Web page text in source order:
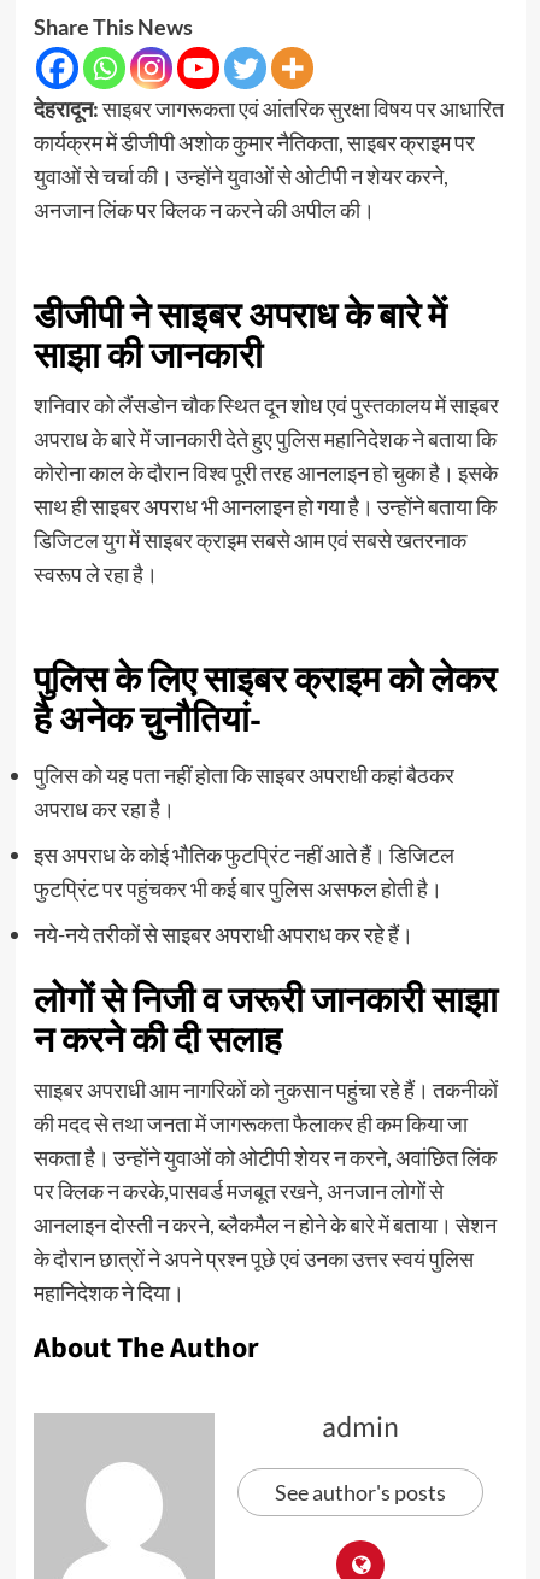
Share This News
देहरादून:साइबर जागरूकता एवं आंतरिक सुरक्षा विषय पर आधारित
कार्यक्रम में डीजीपी अशोक कुमार नैतिकता, साइबर क्राइम पर
युवाओं से चर्चा की। उन्होंने युवाओं से ओटीपी न शेयर करने,
अनजान लिंक पर क्लिक न करने की अपील की।
डीजीपी ने साइबर अपराध के बारे में
साझा की जानकारी
शनिवार को लैंसडोन चौक स्थित दून शोध एवं पुस्तकालय में साइबर
अपराध के बारे में जानकारी देते हुए पुलिस महानिदेशक ने बताया कि
कोरोना काल के दौरान विश्व पूरी तरह आनलाइन हो चुका है। इसके
साथ ही साइबर अपराध भी आनलाइन हो गया है। उन्होंने बताया कि
डिजिटल युग में साइबर क्राइम सबसे आम एवं सबसे खतरनाक
स्वरूप ले रहा है।
पुलिस के लिए साइबर क्राइम को लेकर
है अनेक चुनौतियां-
पुलिस को यह पता नहीं होता कि साइबर अपराधी कहां बैठकर
अपराध कर रहा है।
इस अपराध के कोई भौतिक फुटप्रिंट नहीं आते हैं। डिजिटल
फुटप्रिंट पर पहुंचकर भी कई बार पुलिस असफल होती है।
नये-नये तरीकों से साइबर अपराधी अपराध कर रहे हैं।
लोगों से निजी व जरूरी जानकारी साझा
न करने की दी सलाह
साइबर अपराधी आम नागरिकों को नुकसान पहुंचा रहे हैं। तकनीकों
की मदद से तथा जनता में जागरूकता फैलाकर ही कम किया जा
सकता है। उन्होंने युवाओं को ओटीपी शेयर न करने, अवांछित लिंक
पर क्लिक न करके,पासवर्ड मजबूत रखने, अनजान लोगों से
आनलाइन दोस्ती न करने, ब्लैकमैल न होने के बारे में बताया। सेशन
के दौरान छात्रों ने अपने प्रश्न पूछे एवं उनका उत्तर स्वयं पुलिस
महानिदेशक ने दिया।
About The Author
admin
See author's posts